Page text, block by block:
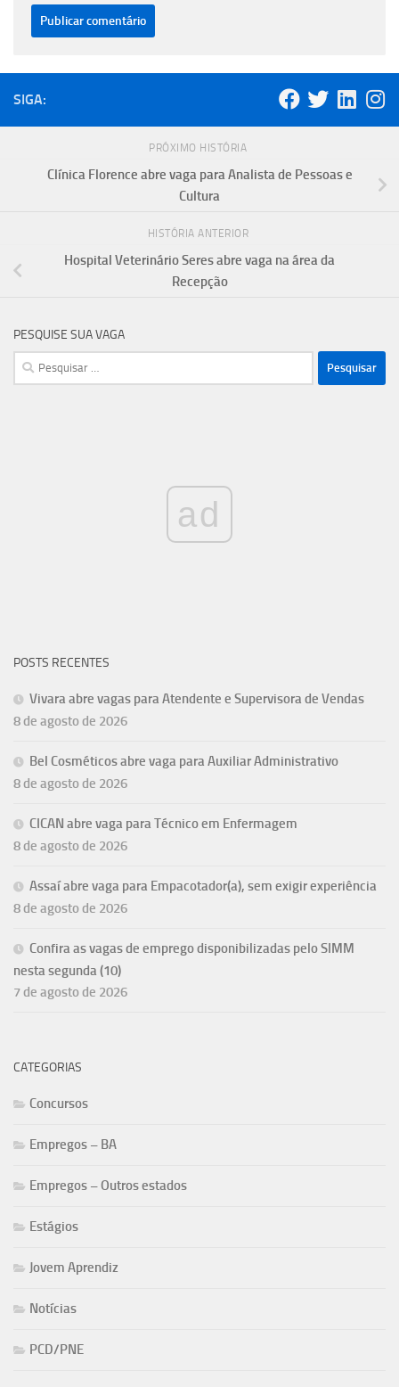
SIGA:
PRÓXIMO HISTÓRIA
Clínica Florence abre vaga para Analista de Pessoas e
Cultura
HISTÓRIA ANTERIOR
Hospital Veterinário Seres abre vaga na área da
Recepção
PESQUISE SUA VAGA
Pesquisar
por:
ad
POSTS RECENTES
Vivara abre vagas para Atendente e Supervisora de Vendas
8 de agosto de 2026
Bel Cosméticos abre vaga para Auxiliar Administrativo
8 de agosto de 2026
CICAN abre vaga para Técnico em Enfermagem
8 de agosto de 2026
Assaí abre vaga para Empacotador(a), sem exigir experiência
8 de agosto de 2026
Confira as vagas de emprego disponibilizadas pelo SIMM
nesta segunda (10)
7 de agosto de 2026
CATEGORIAS
Concursos
Empregos – BA
Empregos – Outros estados
Estágios
Jovem Aprendiz
Notícias
PCD/PNE